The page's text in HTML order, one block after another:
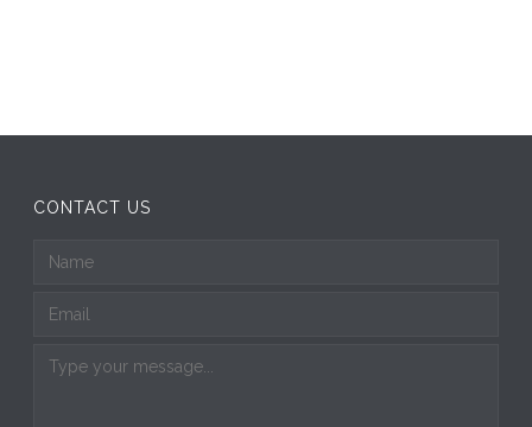
CONTACT US